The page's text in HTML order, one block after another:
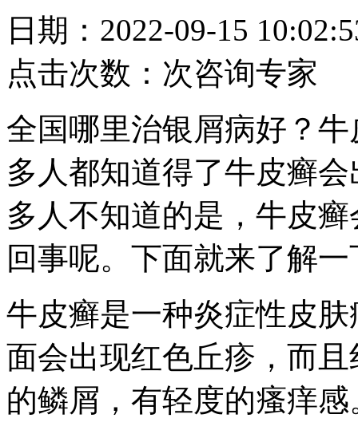
日期：2022-09-15
点击次数： 次咨询专家
全国哪里治银屑病好？
多人都知道得了牛皮癣
多人不知道的是，牛皮
回事呢。下面就来了解一
牛皮癣是一种炎症性皮
面会出现红色丘疹，而
的鳞屑，有轻度的瘙痒